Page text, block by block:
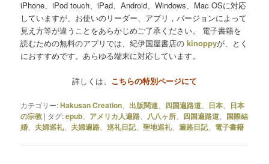
iPhone、iPod touch、iPad、Android、Windows、Mac OSに対応
していますが、お使いのリーダー、アプリ，バージョンによって
見え方等が違うことをあらかじめご了承ください。 電子書籍を
読むための無料のアプリでは、紀伊国屋書店の kinoppyが、とく
におすすめです。あらゆる端末に対応しています。
詳しくは、 こちらの特別ページにて
カテゴリー:Hakusan Creation 、出版関連 四国遍路道 日本
日本
の宗教 | タグ:epub アメリカ人遍路 八八ヶ所 四国遍路道
国際結
婚 、夫婦巡礼、夫婦遍路 、巡礼日記、聖地巡礼、遍路日記、 電子書籍